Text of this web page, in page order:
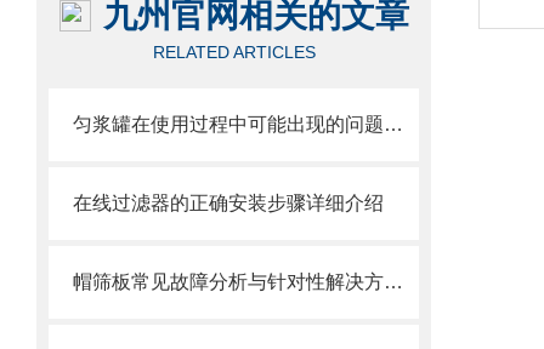
九州官网相关的文章
RELATED ARTICLES
匀浆罐在使用过程中可能出现的问题相应解决方法分享
在线过滤器的正确安装步骤详细介绍
帽筛板常见故障分析与针对性解决方法分享